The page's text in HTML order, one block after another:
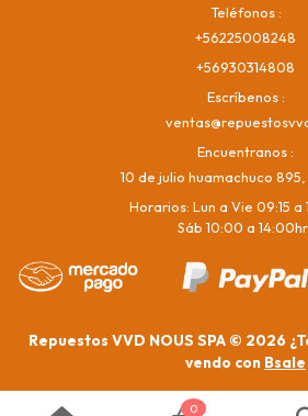
Teléfonos
+56225008248
+56930314808
Escríbenos
Encuentranos
10 de julio huamachuco 895,
Horarios: Lun a Vie 09:15 a
Sáb 10:00 a
Repuestos VVD NOUS SPA © 2026
vendo con Bsale
0